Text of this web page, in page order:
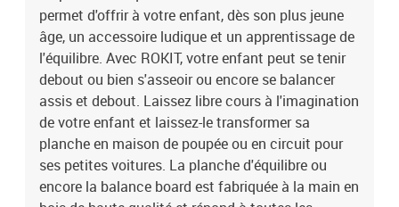
de votre écran. Benlemi est une entreprise familiale spécialisée
dans le moblier en bois et notamment l'équipement des chambres
d'enfant. Cette entreprise européenne dessine et fabrique dans sa
propre usine de fabrication les produits proposés. Le design des
lits et accessoires est pensé dans une philosophie Montessori. Le
vernissage est fait à la main avec des peintures 100% naturelles et
anti-allergiques. Le bois utilisé est tracé et rigoureusement
sélectionné et la chaîne de fabrication est labellisée PEFC. Les
décorations ne font pas partie du produit. Dimensions du produit :
22 x 45 x 84 cm (hauteur x profondeur x largeur)
permet d'offrir à votre enfant, dès son plus jeune
âge, un accessoire ludique et un apprentissage de
l'équilibre. Avec ROKIT, votre enfant peut se tenir
debout ou bien s'asseoir ou encore se balancer
assis et debout. Laissez libre cours à l'imagination
de votre enfant et laissez-le transformer sa
planche en maison de poupée ou en circuit pour
ses petites voitures. La planche d'équilibre ou
encore la balance board est fabriquée à la main en